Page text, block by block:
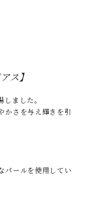
ス】
ました。
かさを与え輝きを引
パールを使用してい